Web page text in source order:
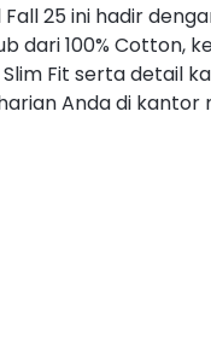
25 ini hadir
dari 100%
Fit serta detail
Anda di kantor